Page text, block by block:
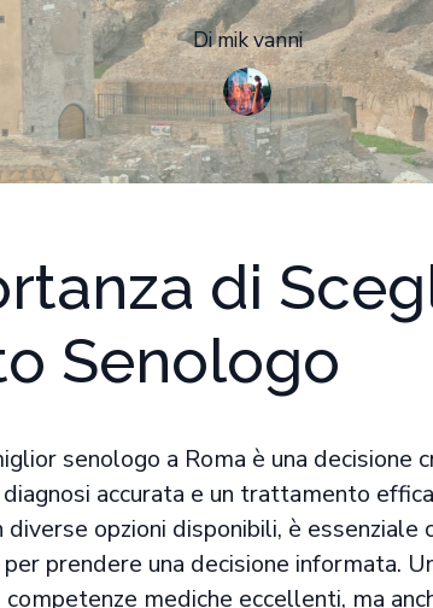
Dimikvanni
di
Senologo
senologo a Roma è una decisione
diagnosi accurata e un trattamento
diverse opzioni disponibili, è essenziale
prendere una decisione informata.
competenze mediche eccellenti, ma